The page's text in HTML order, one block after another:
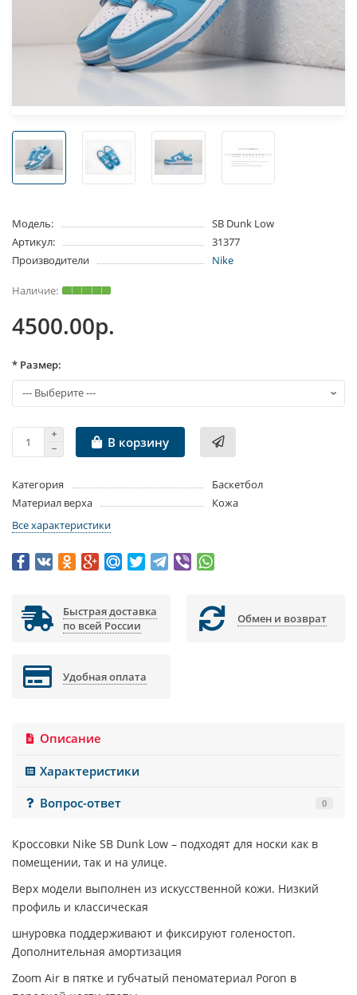
Модель:
SB Dunk Low
Артикул:
31377
Производители
Nike
4500.00р.
* Размер:
В корзину
Категория
Баскетбол
Материал верха
Кожа
Все характеристики
Быстрая доставка
по всей России
Обмен и возврат
Удобная оплата
Описание
Характеристики
Вопрос-ответ
0
Кроссовки Nike SB Dunk Low – подходят для носки как в
помещении, так и на улице.
Верх модели выполнен из искусственной кожи. Низкий
профиль и классическая
шнуровка поддерживают и фиксируют голеностоп.
Дополнительная амортизация
Zoom Air в пятке и губчатый пеноматериал Poron в